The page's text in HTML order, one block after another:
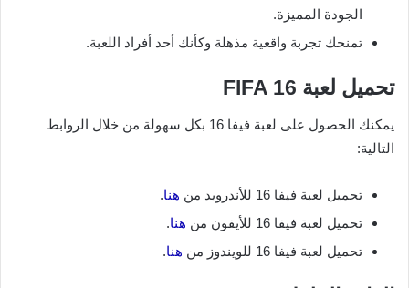
الجودة المميزة.
تمنحك تجربة واقعية مذهلة وكأنك أحد أفراد اللعبة.
تحميل لعبة FIFA 16
يمكنك الحصول على لعبة فيفا 16 بكل سهولة من خلال الروابط
التالية:
تحميل لعبة فيفا 16 للأندرويد من هنا.
تحميل لعبة فيفا 16 للأيفون من
هنا.
تحميل لعبة فيفا 16 للويندوز من
هنا.